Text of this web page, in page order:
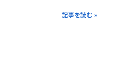
記事を読む »